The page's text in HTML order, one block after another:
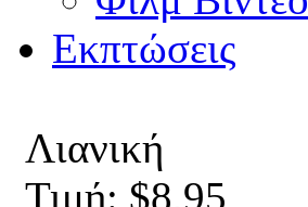
Εκπτώσεις
Λιανική
Τιμή: $8,95